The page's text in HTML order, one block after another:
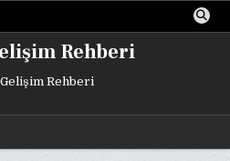
Rehberi
Rehberi